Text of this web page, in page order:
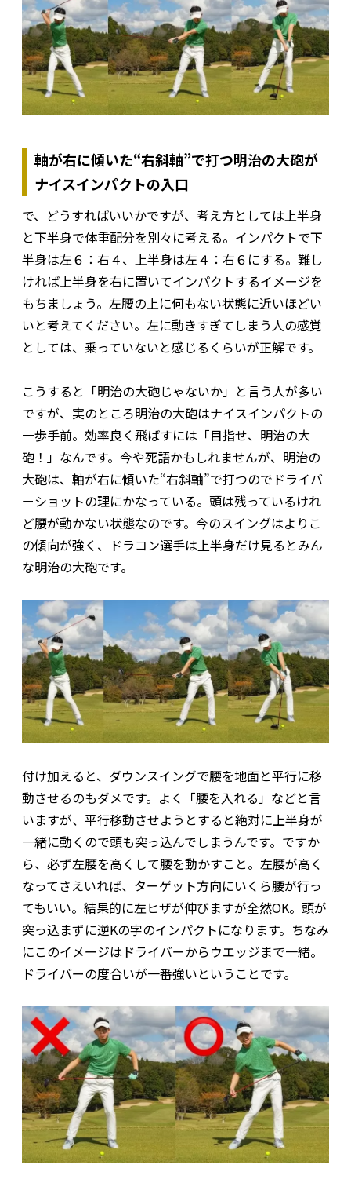
軸が右に傾いた“右斜軸”で打つ明治の大砲が
ナイスインパクトの入口
で、どうすればいいかですが、考え方としては上半身
と下半身で体重配分を別々に考える。インパクトで下
半身は左６：右４、上半身は左４：右６にする。難し
ければ上半身を右に置いてインパクトするイメージを
もちましょう。左腰の上に何もない状態に近いほどい
いと考えてください。左に動きすぎてしまう人の感覚
としては、乗っていないと感じるくらいが正解です。
こうすると「明治の大砲じゃないか」と言う人が多い
ですが、実のところ明治の大砲はナイスインパクトの
一歩手前。効率良く飛ばすには「目指せ、明治の大
砲！」なんです。今や死語かもしれませんが、明治の
大砲は、軸が右に傾いた“右斜軸”で打つのでドライバ
ーショットの理にかなっている。頭は残っているけれ
ど腰が動かない状態なのです。今のスイングはよりこ
の傾向が強く、ドラコン選手は上半身だけ見るとみん
な明治の大砲です。
付け加えると、ダウンスイングで腰を地面と平行に移
動させるのもダメです。よく「腰を入れる」などと言
いますが、平行移動させようとすると絶対に上半身が
一緒に動くので頭も突っ込んでしまうんです。ですか
ら、必ず左腰を高くして腰を動かすこと。左腰が高く
なってさえいれば、ターゲット方向にいくら腰が行っ
てもいい。結果的に左ヒザが伸びますが全然OK。頭が
突っ込まずに逆Kの字のインパクトになります。ちなみ
にこのイメージはドライバーからウエッジまで一緒。
ドライバーの度合いが一番強いということです。